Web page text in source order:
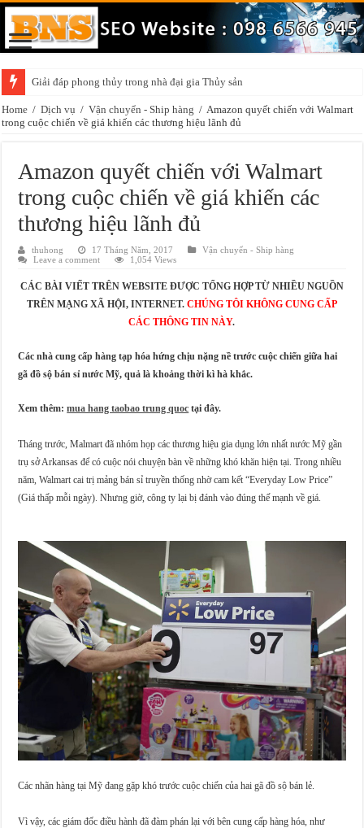
Giải đáp phong thủy trong nhà đại gia Thủy sản
Những điều cần chú ý khi trang trí vật phẩm phong thủy trong nhà
Home / Dịch vụ / Vận chuyển - Ship hàng / Amazon quyết chiến với Walmart
trong cuộc chiến về giá khiến các thương hiệu lãnh đủ
Amazon quyết chiến với Walmart
trong cuộc chiến về giá khiến các
thương hiệu lãnh đủ
thuhong 17 Tháng Năm, 2017
Vận chuyển - Ship hàng
Leave a comment
1,054 Views
CÁC BÀI VIẾT TRÊN WEBSITE ĐƯỢC TỔNG HỢP TỪ NHIỀU NGUỒN
TRÊN MẠNG XÃ HỘI, INTERNET. CHÚNG TÔI KHÔNG CUNG CẤP
CÁC THÔNG TIN NÀY.
​Các nhà cung cấp hàng tạp hóa hứng chịu nặng nề trước cuộc chiến giữa hai
gã đồ sộ bán sỉ nước Mỹ, quả là khoảng thời kì hà khắc.
Xem thêm:mua hang taobao trung quoc tại đây.
Tháng trước, Malmart đã nhóm họp các thương hiệu gia dụng lớn nhất nước Mỹ gần
trụ sở Arkansas để có cuộc nói chuyện bàn về những khó khăn hiện tại. Trong nhiều
năm, Walmart cai trị mảng bán sỉ truyền thống nhờ cam kết “Everyday Low Price”
(Giá thấp mỗi ngày). Nhưng giờ, công ty lại bị đánh vào đúng thế mạnh về giá.
Các nhãn hàng tại Mỹ đang gặp khó trước cuộc chiến của hai gã đồ sộ bán lẻ.
Vì vậy, các giám đốc điều hành đã đàm phán lại với bên cung cấp hàng hóa, như